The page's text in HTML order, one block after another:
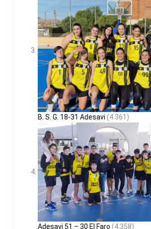
B. S. G. 18-31 Adesavi (4.361)
Adesavi 51 – 30 El Faro (4.358)